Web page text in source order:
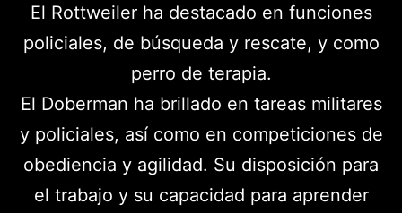
El Rottweiler ha destacado en funciones
policiales, de búsqueda y rescate, y como
perro de terapia.
El Doberman ha brillado en tareas militares
y policiales, así como en competiciones de
obediencia y agilidad. Su disposición para
el trabajo y su capacidad para aprender